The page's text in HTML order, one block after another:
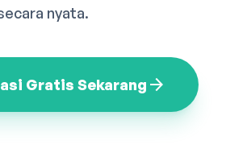
nyata.
Gratis Sekarang arrow_forward